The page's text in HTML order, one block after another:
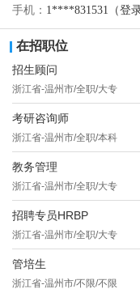
手机： 1****831531（登
在招职位
招生顾问
浙江省-温州市/全职/大专
考研咨询师
浙江省-温州市/全职/本科
教务管理
浙江省-温州市/全职/大专
招聘专员HRBP
浙江省-温州市/全职/大专
管培生
浙江省-温州市/不限/不限